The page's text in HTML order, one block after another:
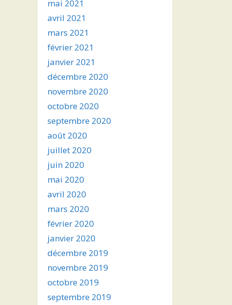
mai 2021
avril 2021
mars 2021
février 2021
janvier 2021
décembre 2020
novembre 2020
octobre 2020
septembre 2020
août 2020
juillet 2020
juin 2020
mai 2020
avril 2020
mars 2020
février 2020
janvier 2020
décembre 2019
novembre 2019
octobre 2019
septembre 2019